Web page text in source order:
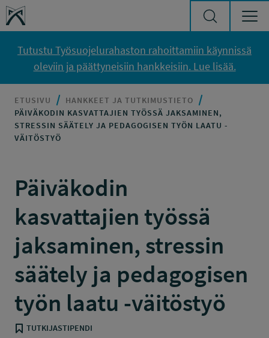
Siirry sisältöön
Työsuojelurahasto
Tutustu Työsuojelurahaston rahoittamiin käynnissä
oleviin ja päättyneisiin hankkeisiin. Lue lisää.
ETUSIVU
HANKKEET JA TUTKIMUSTIETO
PÄIVÄKODIN KASVATTAJIEN TYÖSSÄ JAKSAMINEN,
STRESSIN SÄÄTELY JA PEDAGOGISEN TYÖN LAATU -
VÄITÖSTYÖ
Päiväkodin
kasvattajien työssä
jaksaminen, stressin
säätely ja pedagogisen
työn laatu -väitöstyö
TUTKIJASTIPENDI